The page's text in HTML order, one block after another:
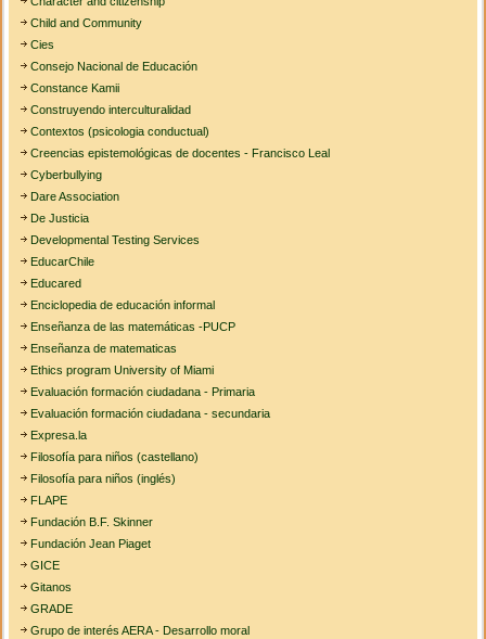
Child and Community
Cies
Consejo Nacional de Educación
Constance Kamii
Construyendo interculturalidad
Contextos (psicologia conductual)
Creencias epistemológicas de docentes - Francisco Leal
Cyberbullying
Dare Association
De Justicia
Developmental Testing Services
EducarChile
Educared
Enciclopedia de educación informal
Enseñanza de las matemáticas -PUCP
Enseñanza de matematicas
Ethics program University of Miami
Evaluación formación ciudadana - Primaria
Evaluación formación ciudadana - secundaria
Expresa.la
Filosofía para niños (castellano)
Filosofía para niños (inglés)
FLAPE
Fundación B.F. Skinner
Fundación Jean Piaget
GICE
Gitanos
GRADE
Grupo de interés AERA - Desarrollo moral